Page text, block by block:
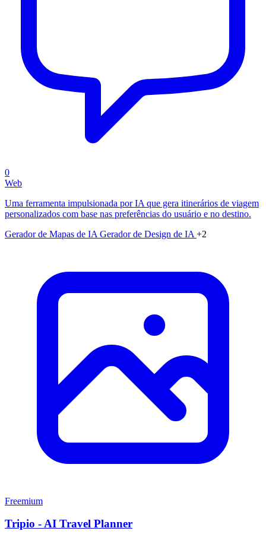
0
Web
Uma ferramenta impulsionada por IA que gera itinerários de viagem
personalizados com base nas preferências do usuário e no destino.
Gerador de Mapas de IA Gerador de Design de IA +2
Freemium
Tripio - AI Travel Planner